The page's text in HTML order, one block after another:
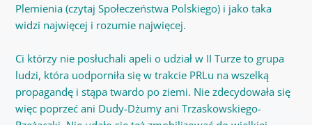
Plemienia (czytaj Społeczeństwa Polskiego) i jako taka
widzi najwięcej i rozumie najwięcej.
Ci którzy nie posłuchali apeli o udział w II Turze to grupa
ludzi, która uodporniła się w trakcie PRLu na wszelką
propagandę i stąpa twardo po ziemi. Nie zdecydowała się
więc poprzeć ani Dudy-Dżumy ani Trzaskowskiego-